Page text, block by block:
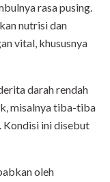
rasa pusing.
nutrisi dan
vital, khususnya
darah rendah
misalnya tiba-tiba
ini disebut
oleh